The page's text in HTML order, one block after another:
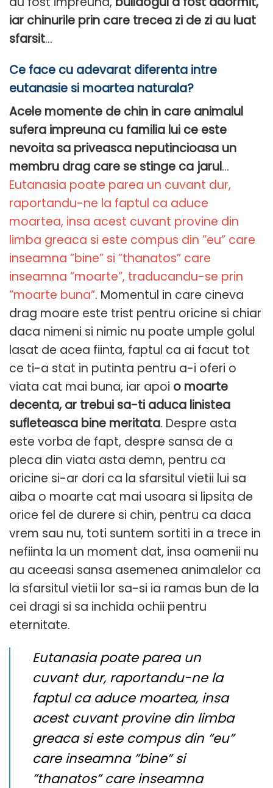
iar chinurile prin care trecea zi de zi au luat
sfarsit…
Ce face cu adevarat diferenta intre
eutanasie si moartea naturala?
Acele momente de chin in care animalul
sufera impreuna cu familia lui ce este
nevoita sa priveasca neputincioasa un
membru drag care se stinge ca jarul…
Eutanasia poate parea un cuvant dur,
raportandu-ne la faptul ca aduce
moartea, insa acest cuvant provine din
limba greaca si este compus din ”eu” care
inseamna ”bine” si ”thanatos” care
inseamna ”moarte”, traducandu-se prin
”moarte buna”. Momentul in care cineva
drag moare este trist pentru oricine si chiar
daca nimeni si nimic nu poate umple golul
lasat de acea fiinta, faptul ca ai facut tot
ce ti-a stat in putinta pentru a-i oferi o
viata cat mai buna, iar apoi o moarte
decenta, ar trebui sa-ti aduca linistea
sufleteasca bine meritata. Despre asta
este vorba de fapt, despre sansa de a
pleca din viata asta demn, pentru ca
oricine si-ar dori ca la sfarsitul vietii lui sa
aiba o moarte cat mai usoara si lipsita de
orice fel de durere si chin, pentru ca daca
vrem sau nu, toti suntem sortiti in a trece in
nefiinta la un moment dat, insa oamenii nu
au aceeasi sansa asemenea animalelor ca
la sfarsitul vietii lor sa-si ia ramas bun de la
cei dragi si sa inchida ochii pentru
eternitate.
Eutanasia poate parea un
cuvant dur, raportandu-ne la
faptul ca aduce moartea, insa
acest cuvant provine din limba
greaca si este compus din ”eu”
care inseamna ”bine” si
”thanatos” care inseamna